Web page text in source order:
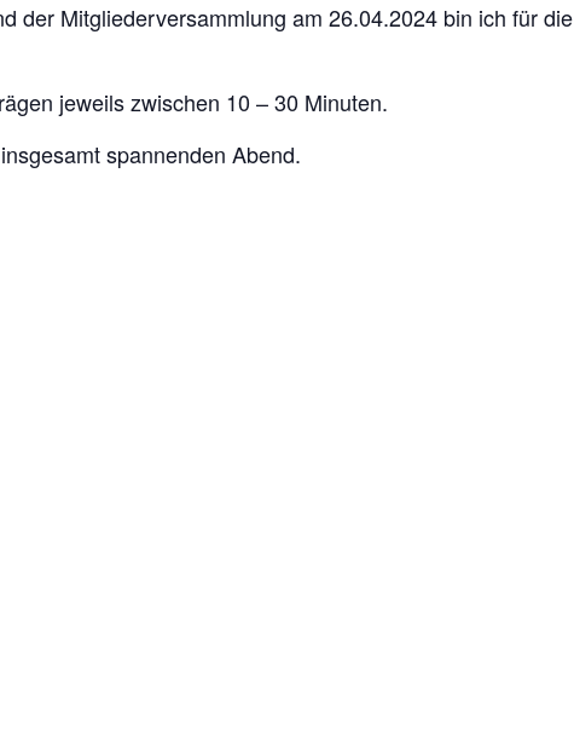
der Mitgliederversammlung am 26.04.2024 bin ich für die
jeweils zwischen 10 – 30 Minuten.
spannenden Abend.